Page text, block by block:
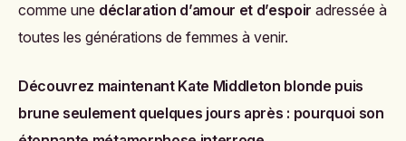
comme une déclaration d’amour et d’espoir adressée à
toutes les générations de femmes à venir.
Découvrez maintenant Kate Middleton blonde puis
brune seulement quelques jours après : pourquoi son